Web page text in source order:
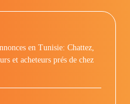
en Tunisie: Chattez,
et acheteurs prés de chez